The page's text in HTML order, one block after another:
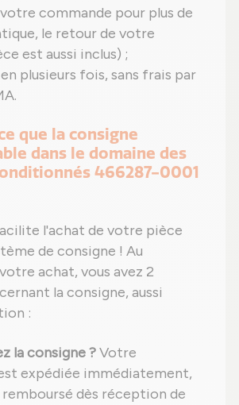
commande pour plus de
le retour de votre
est aussi inclus) ;
plusieurs fois, sans frais par
que la consigne
dans le domaine des
466287-0001
l'achat de votre pièce
de consigne ! Au
achat, vous avez 2
la consigne, aussi
:
la consigne ?Votre
expédiée immédiatement,
dès réception de